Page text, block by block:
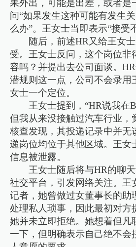
果外出，可能是出差，或者是
问“如果发生这种可能有发生
么办”。王女士当即表示“接受
随后，前述HR又给王女
受。王女士反问，这个岗位非
容吗？并提出去公司面谈。
潜规则这一点，公司不会录用
女士一个定位。
王女士提到，“HR说我在
但我从来没接触过汽车行业，
核查发现，其投递记录中并无
递岗位均位于其他区域。王女
信息被泄露。
王女士随后将与HR的聊
社交平台，引发网络关注。王
记者，她曾做过女董事长的助
处理私人琐事，因此最初对方
她并未立即拒绝。她想着但凡
一下，但明确表示自己绝不会